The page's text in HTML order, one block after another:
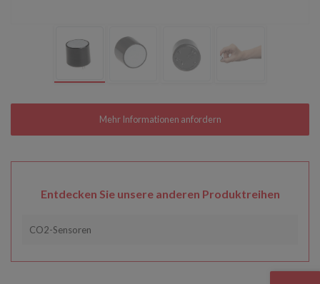
Entdecken Sie unsere anderen Produktreihen
CO2-Sensoren